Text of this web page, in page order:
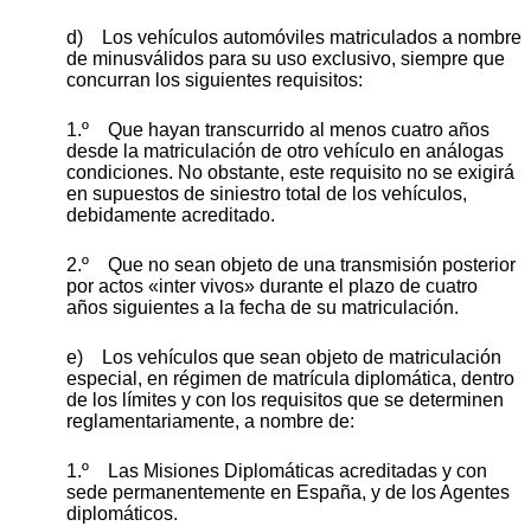
d) Los vehículos automóviles matriculados a nombre
de minusválidos para su uso exclusivo, siempre que
concurran los siguientes requisitos:
1.º Que hayan transcurrido al menos cuatro años
desde la matriculación de otro vehículo en análogas
condiciones. No obstante, este requisito no se exigirá
en supuestos de siniestro total de los vehículos,
debidamente acreditado.
2.º Que no sean objeto de una transmisión posterior
por actos «inter vivos» durante el plazo de cuatro
años siguientes a la fecha de su matriculación.
e) Los vehículos que sean objeto de matriculación
especial, en régimen de matrícula diplomática, dentro
de los límites y con los requisitos que se determinen
reglamentariamente, a nombre de:
1.º Las Misiones Diplomáticas acreditadas y con
sede permanentemente en España, y de los Agentes
diplomáticos.